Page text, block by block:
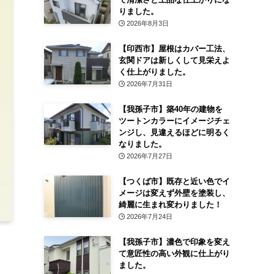
りました。
2026年8月3日
【印西市】屋根はカバー工法、
玄関ドアは新しくして見栄えよ
く仕上がりました。
2026年7月31日
【我孫子市】築40年の建物を
ツートンカラーにイメージチェ
ンジし、見違えるほどに明るく
なりました。
2026年7月27日
【つくば市】既存と近い色でイ
メージは変えず外壁を塗装し、
綺麗に生まれ変わりました！
2026年7月24日
【我孫子市】濃色で印象を変え
て意匠性の高い外観に仕上がり
ました。